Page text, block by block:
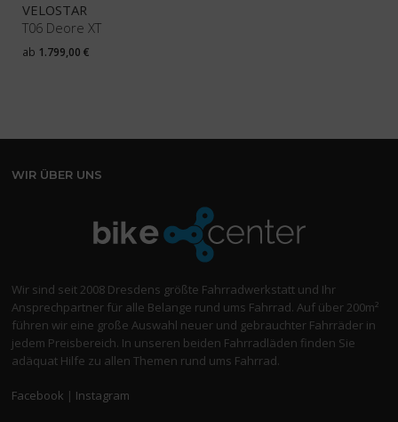
VELOSTAR
T06 Deore XT
ab 1.799,00€
WIR ÜBER UNS
Wir sind seit 2008 Dresdens größte Fahrradwerkstatt und Ihr
Ansprechpartner für alle Belange rund ums Fahrrad. Auf über 200m²
führen wir eine große Auswahl neuer und gebrauchter Fahrräder in
jedem Preisbereich. In unseren beiden Fahrradläden finden Sie
adäquat Hilfe zu allen Themen rund ums Fahrrad.
Facebook | Instagram